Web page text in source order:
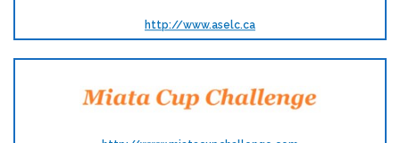
http://www.aselc.ca